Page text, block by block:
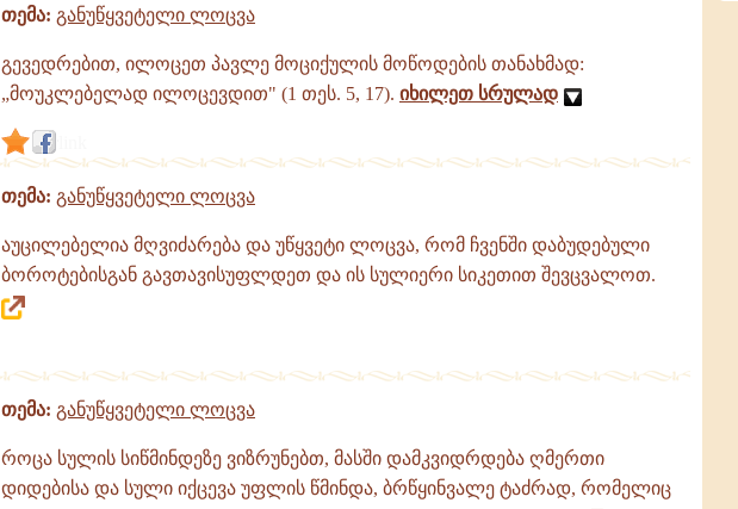
თემა: განუწყვეტელი ლოცვა
გევედრებით, ილოცეთ პავლე მოციქულის მოწოდების თანახმად:
„მოუკლებელად ილოცევდით" (1 თეს. 5, 17). იხილეთ სრულად
თემა: განუწყვეტელი ლოცვა
აუცილებელია მღვიძარება და უწყვეტი ლოცვა, რომ ჩვენში დაბუდებული
ბოროტებისგან გავთავისუფლდეთ და ის სულიერი სიკეთით შევცვალოთ.
თემა: განუწყვეტელი ლოცვა
როცა სულის სიწმინდეზე ვიზრუნებთ, მასში დამკვიდრდება ღმერთი
დიდებისა და სული იქცევა უფლის წმინდა, ბრწყინვალე ტაძრად, რომელიც